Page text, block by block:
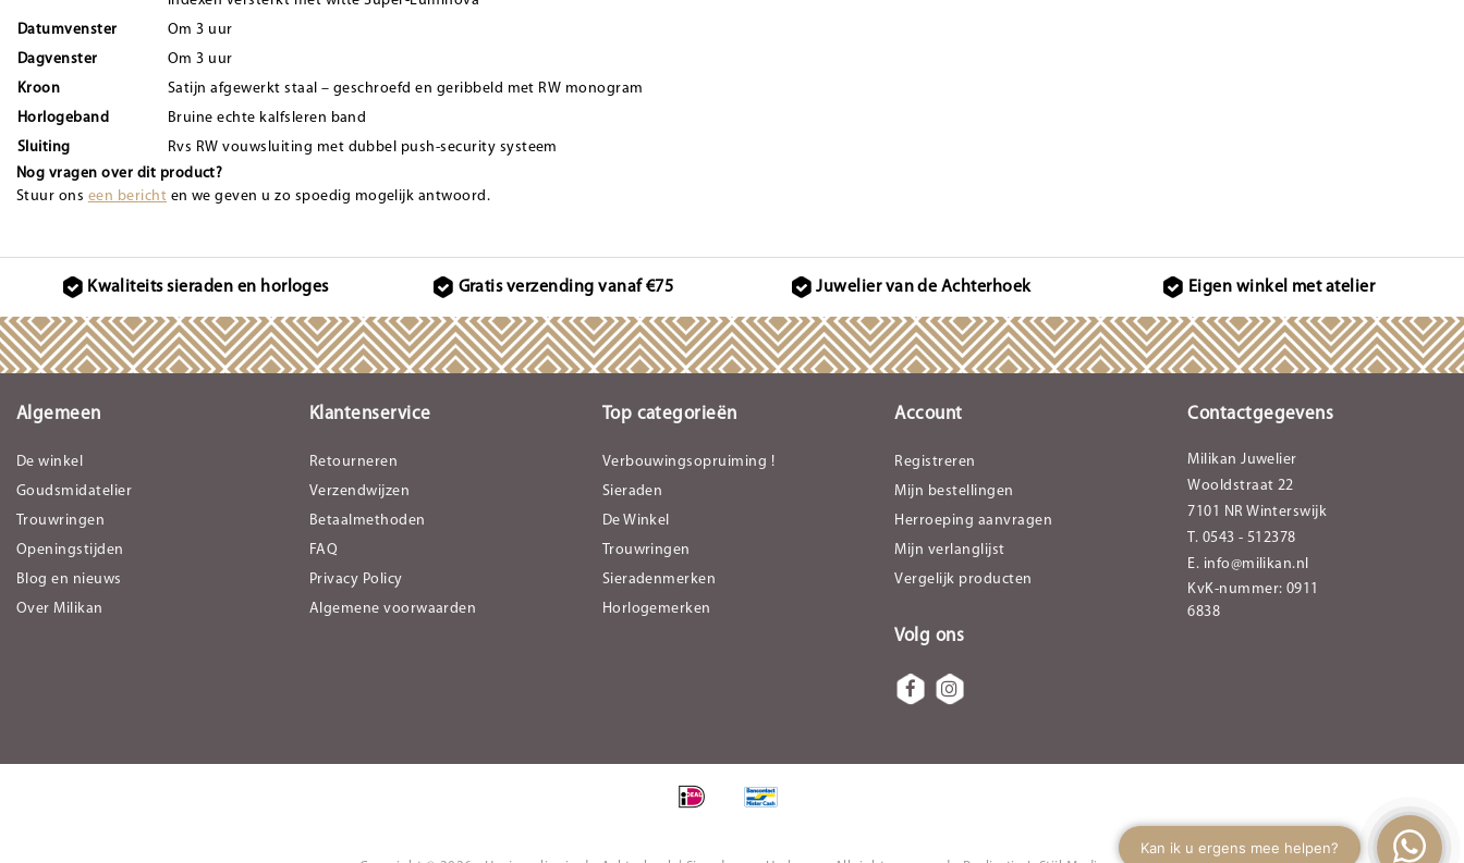
Datumvenster
Om 3 uur
Dagvenster
Om 3 uur
Kroon
Satijn afgewerkt staal – geschroefd en geribbeld met RW monogram
Horlogeband
Bruine echte kalfsleren band
Sluiting
Rvs RW vouwsluiting met dubbel push-security systeem
Nog vragen over dit product?
Stuur ons een bericht en we geven u zo spoedig mogelijk antwoord.
Kwaliteits sieraden en horloges Gratis verzending vanaf €75 Juwelier van de Achterhoek Eigen winkel met atelier
Algemeen
De winkel
Goudsmidatelier
Trouwringen
Openingstijden
Blog en nieuws
Over Milikan
Klantenservice
Retourneren
Verzendwijzen
Betaalmethoden
FAQ
Privacy Policy
Algemene voorwaarden
Top categorieën
Verbouwingsopruiming !
Sieraden
De Winkel
Trouwringen
Sieradenmerken
Horlogemerken
Account
Registreren
Mijn bestellingen
Herroeping aanvragen
Mijn verlanglijst
Vergelijk producten
Volg ons
Contactgegevens
Milikan Juwelier
Wooldstraat 22
7101 NR Winterswijk
T. 0543 - 512378
E. info@milikan.nl
KvK-nummer: 0911
6838